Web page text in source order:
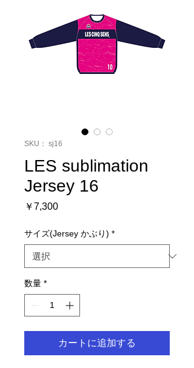
SKU： sj16
LES sublimation
Jersey 16
￥7,300価
サイズ(Jersey かぶり) *
数量 *
カートに追加する